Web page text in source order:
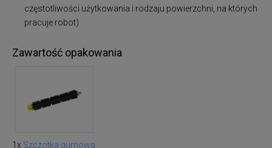
częstotliwości użytkowania i rodzaju powierzchni, na których
pracuje robot)
Zawartość opakowania
1x Szczotka gumowa